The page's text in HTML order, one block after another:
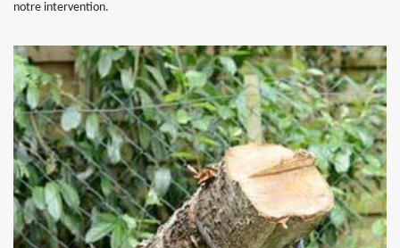
notre intervention.